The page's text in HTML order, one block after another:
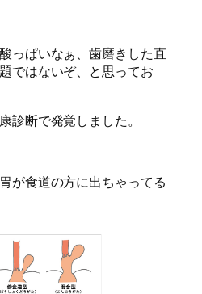
っぱいなぁ、歯磨きした直
ではないぞ、と思ってお
診断で発覚しました。
が食道の方に出ちゃってる